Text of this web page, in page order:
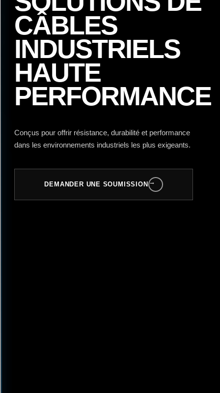
CÂBLES
INDUSTRIELS
HAUTE
PERFORMANCE
Conçus pour offrir résistance, durabilité et performance
dans les environnements industriels les plus exigeants.
DEMANDER UNE SOUMISSION →